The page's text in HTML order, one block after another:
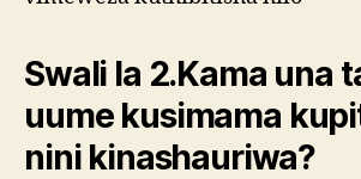
Swali la 2.Kama una
uume kusimama
nini kinashauriwa?